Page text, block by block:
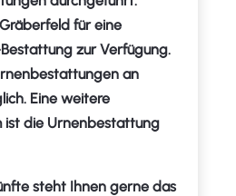
für eine
zur Verfügung.
an
Eine weitere
ist die Urnenbestattung
steht Ihnen gerne das